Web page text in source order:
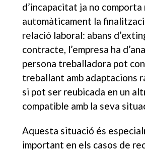
d’incapacitat ja no comporta
automàticament la
relació laboral: abans
contracte, l’empresa ha
persona treballadora pot
treballant amb adaptacions
si pot ser reubicada en un
compatible amb la seva
Aquesta situació és
important en els casos de